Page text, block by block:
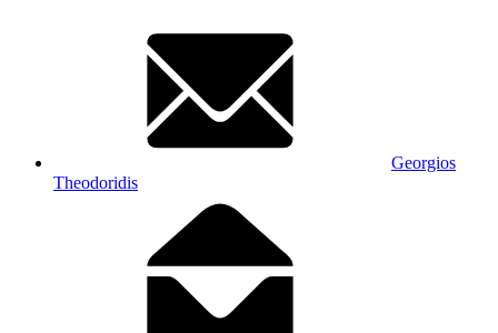
Georgios
Theodoridis